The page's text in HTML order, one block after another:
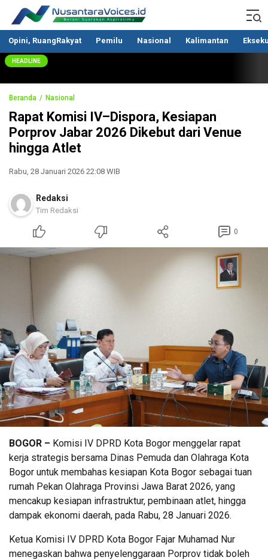
Nusantaravoices.id
Berani Suarakan Aspirasimu
Opini, RuangRakyat Pemilu Nasional Kalimantan
HEADLINE
Beranda Nasional
Rapat Komisi IV–Dispora, Kesiapan
Porprov Jabar 2026 Dikebut dari Venue
hingga Atlet
Rabu, 28 Januari 2026 22:08 WIB
Redaksi
Tim Redaksi
0
BOGOR – Komisi IV DPRD Kota Bogor menggelar rapat
kerja strategis bersama Dinas Pemuda dan Olahraga Kota
Bogor untuk membahas kesiapan Kota Bogor sebagai tuan
rumah Pekan Olahraga Provinsi Jawa Barat 2026, yang
mencakup kesiapan infrastruktur, pembinaan atlet, hingga
dampak ekonomi daerah, pada Rabu, 28 Januari 2026.
Ketua Komisi IV DPRD Kota Bogor Fajar Muhamad Nur
menegaskan bahwa penyelenggaraan Porprov tidak boleh